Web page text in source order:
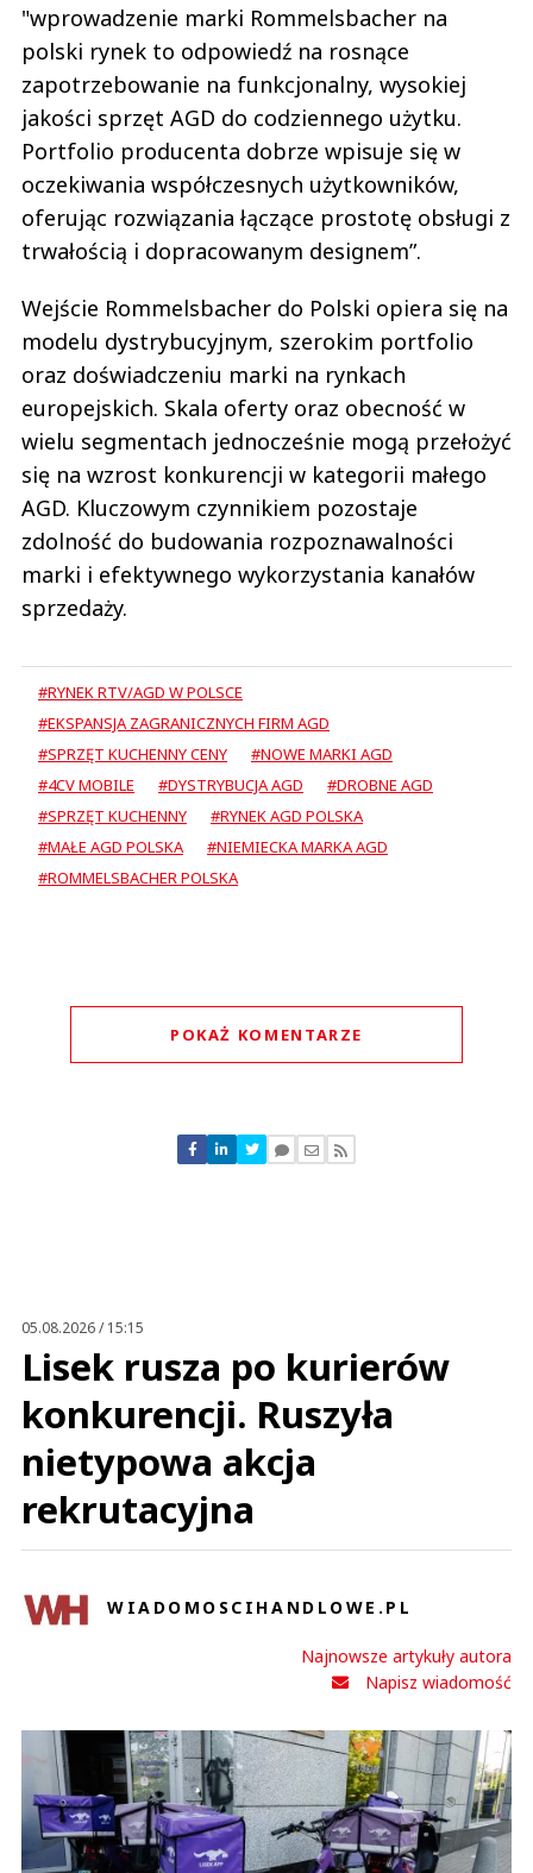
"wprowadzenie marki Rommelsbacher na
polski rynek to odpowiedź na rosnące
zapotrzebowanie na funkcjonalny, wysokiej
jakości sprzęt AGD do codziennego użytku.
Portfolio producenta dobrze wpisuje się w
oczekiwania współczesnych użytkowników,
oferując rozwiązania łączące prostotę obsługi z
trwałością i dopracowanym designem”.
Wejście Rommelsbacher do Polski opiera się na
modelu dystrybucyjnym, szerokim portfolio
oraz doświadczeniu marki na rynkach
europejskich. Skala oferty oraz obecność w
wielu segmentach jednocześnie mogą przełożyć
się na wzrost konkurencji w kategorii małego
AGD. Kluczowym czynnikiem pozostaje
zdolność do budowania rozpoznawalności
marki i efektywnego wykorzystania kanałów
sprzedaży.
#RYNEK RTV/AGD W POLSCE
#EKSPANSJA ZAGRANICZNYCH FIRM AGD
#SPRZĘT KUCHENNY CENY
#NOWE MARKI AGD
#4CV MOBILE
#DYSTRYBUCJA AGD
#DROBNE AGD
#SPRZĘT KUCHENNY
#RYNEK AGD POLSKA
#MAŁE AGD POLSKA
#NIEMIECKA MARKA AGD
#ROMMELSBACHER POLSKA
POKAŻ KOMENTARZE
Nie znaleziono komentarzy
Zostaw swoje komentarze
05.08.2026 / 15:15
Lisek rusza po kurierów
konkurencji. Ruszyła
nietypowa akcja
rekrutacyjna
WIADOMOSCIHANDLOWE.PL
Najnowsze artykuły autora
Napisz wiadomość